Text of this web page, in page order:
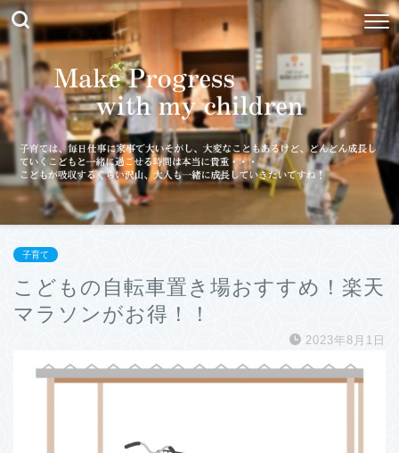
子育て
こどもの自転車置き場おすすめ！楽天
マラソンがお得！！
2023年8月1日